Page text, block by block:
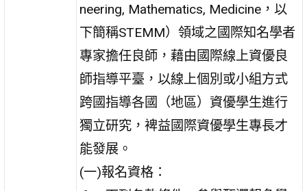
neering, Mathematics, Medicine，以
下簡稱STEMM）領域之國際知名學者
專家擔任良師，藉由國際線上資優良
師指導平臺，以線上個別或小組方式
跨國指導各國（地區）資優學生進行
獨立研究，裨益國際資優學生專長才
能發展。
(一)報名資格：